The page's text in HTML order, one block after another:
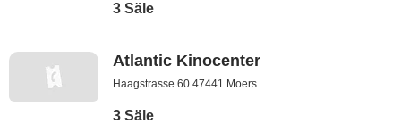
3 Säle
Atlantic Kinocenter
Haagstrasse 60 47441 Moers
3 Säle